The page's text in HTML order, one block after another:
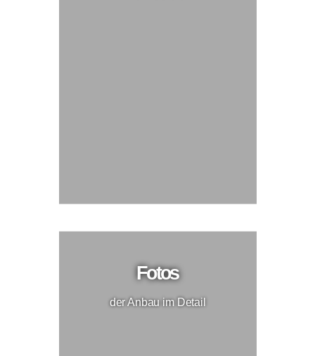
Fotos
der Anbau im Detail